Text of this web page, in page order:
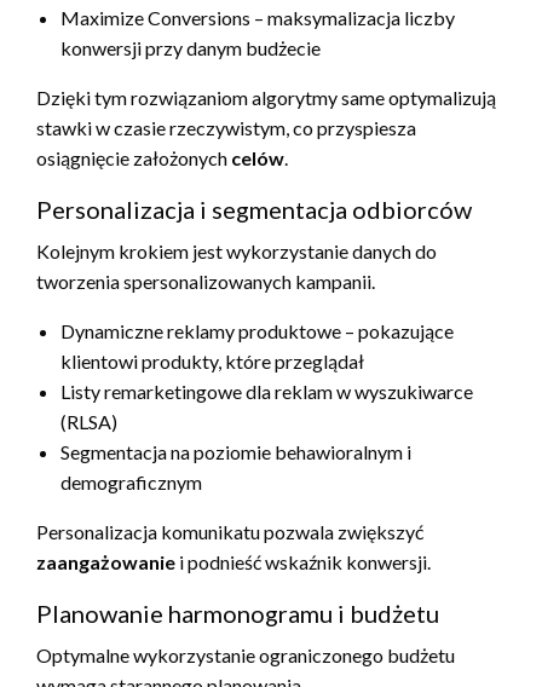
Maximize Conversions – maksymalizacja liczby
konwersji przy danym budżecie
Dzięki tym rozwiązaniom algorytmy same optymalizują
stawki w czasie rzeczywistym, co przyspiesza
osiągnięcie założonych celów.
Personalizacja i segmentacja odbiorców
Kolejnym krokiem jest wykorzystanie danych do
tworzenia spersonalizowanych kampanii.
Dynamiczne reklamy produktowe – pokazujące
klientowi produkty, które przeglądał
Listy remarketingowe dla reklam w wyszukiwarce
(RLSA)
Segmentacja na poziomie behawioralnym i
demograficznym
Personalizacja komunikatu pozwala zwiększyć
zaangażowanie i podnieść wskaźnik konwersji.
Planowanie harmonogramu i budżetu
Optymalne wykorzystanie ograniczonego budżetu